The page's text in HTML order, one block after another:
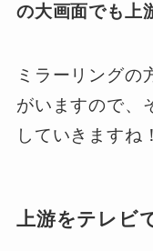
の大画面でも上
ミラーリングの
がいますので、
していきますね！
上游をテレビ